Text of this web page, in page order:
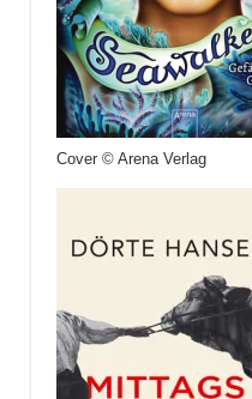
Cover © Arena Verlag